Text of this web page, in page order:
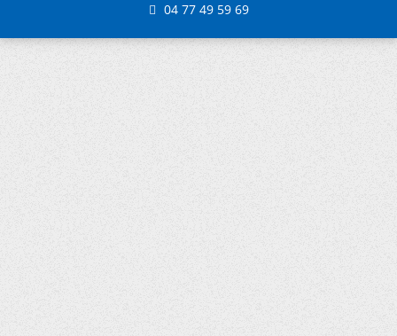
04 77 49 59 69